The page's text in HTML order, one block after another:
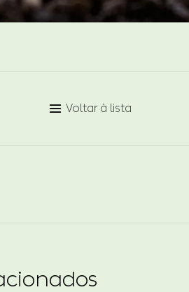
 Voltar à lista